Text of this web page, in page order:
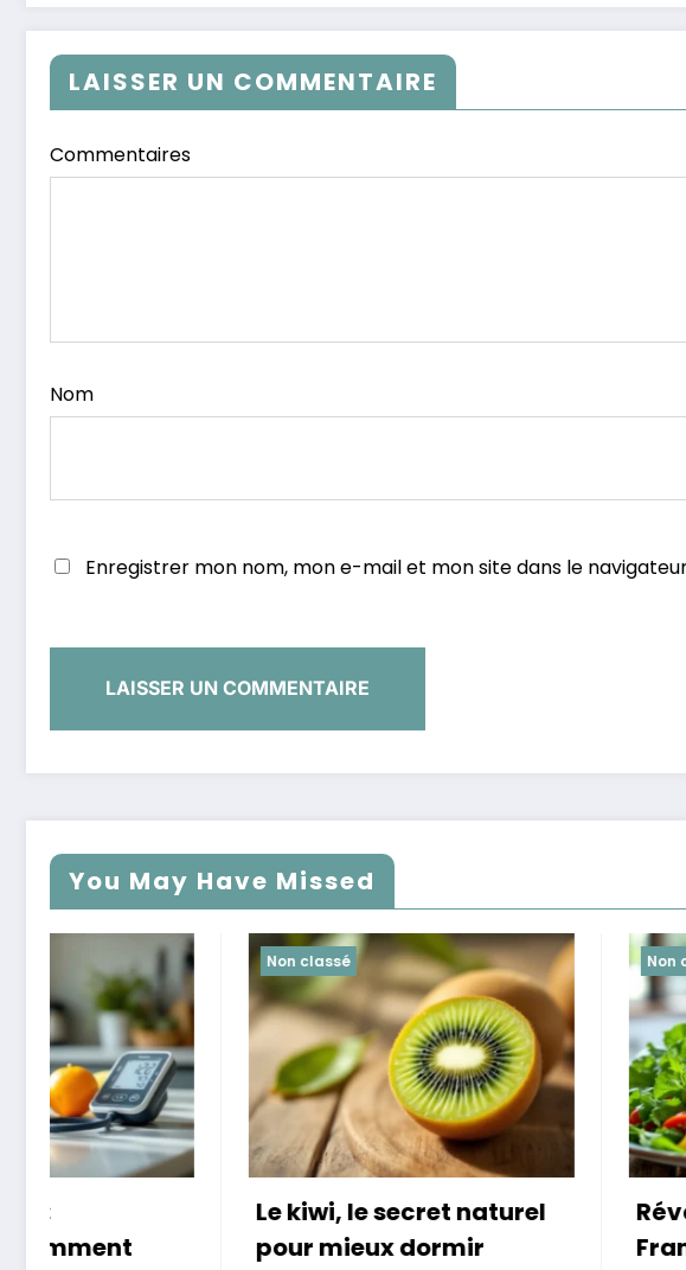
LAISSER UN COMMENTAIRE
Commentaires
Nom
Enregistrer mon nom, mon e-mail et mon site dans le
You May Have Missed
Le kiwi, le secret naturel
pour mieux dormir
Non classé
Révélation : 45 %
Français souffrent